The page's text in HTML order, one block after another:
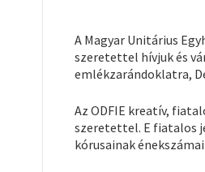
A Magyar Unitárius
szeretettel hívjuk és
emlékzarándoklatra,
Az ODFIE kreatív,
szeretettel. E fiatalos
kórusainak énekszámai